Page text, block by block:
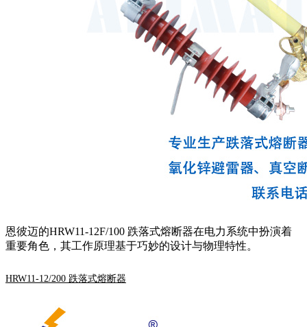
恩彼迈的HRW11-12F/100 跌落式熔断器在电力系统中扮演着
重要角色，其工作原理基于巧妙的设计与物理特性。
HRW11-12/200 跌落式熔断器